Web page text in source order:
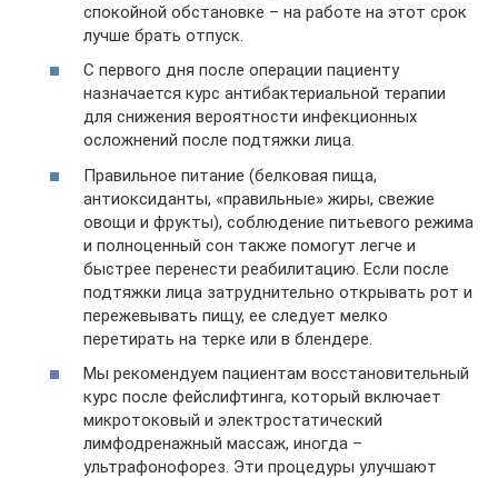
спокойной обстановке – на работе на этот срок
лучше брать отпуск.
С первого дня после операции пациенту
назначается курс антибактериальной терапии
для снижения вероятности инфекционных
осложнений после подтяжки лица.
Правильное питание (белковая пища,
антиоксиданты, «правильные» жиры, свежие
овощи и фрукты), соблюдение питьевого режима
и полноценный сон также помогут легче и
быстрее перенести реабилитацию. Если после
подтяжки лица затруднительно открывать рот и
пережевывать пищу, ее следует мелко
перетирать на терке или в блендере.
Мы рекомендуем пациентам восстановительный
курс после фейслифтинга, который включает
микротоковый и электростатический
лимфодренажный массаж, иногда –
ультрафонофорез. Эти процедуры улучшают